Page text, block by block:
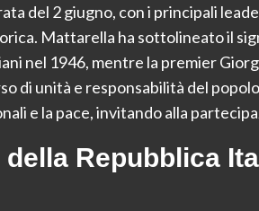
del 2 giugno, con i principali
Mattarella ha sottolineato il
nel 1946, mentre la premier
di unità e responsabilità del
e la pace, invitando alla
della Repubblica